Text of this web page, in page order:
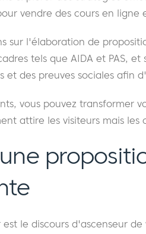
vendre des cours en ligne
sur l'élaboration de
tels que AIDA et PAS,
et des preuves sociales
vous pouvez transformer
attire les visiteurs mais les
le discours d'ascenseur